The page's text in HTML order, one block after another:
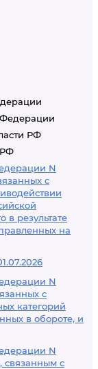
Федерации
РФ
N
с
результате
на
N
с
категорий
в обороте, и
N
связанным с